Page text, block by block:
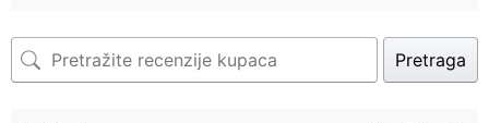
Pretraga